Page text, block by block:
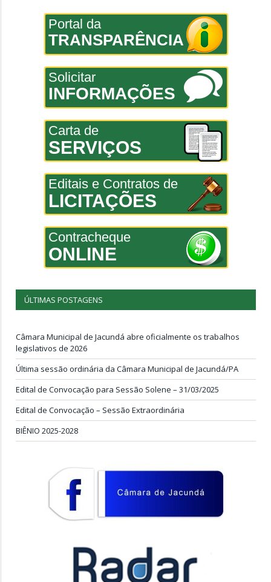
Portal da
TRANSPARÊNCIA
Solicitar
INFORMAÇÕES
Carta de
SERVIÇOS
Editais e Contratos de
LICITAÇÕES
Contracheque
ONLINE
ÚLTIMAS POSTAGENS
Câmara Municipal de Jacundá abre oficialmente os trabalhos
legislativos de 2026
Última sessão ordinária da Câmara Municipal de Jacundá/PA
Edital de Convocação para Sessão Solene – 31/03/2025
Edital de Convocação – Sessão Extraordinária
BIÊNIO 2025-2028